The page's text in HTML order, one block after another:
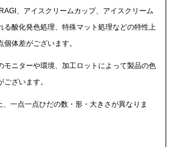
、アイスクリームカップ、アイスクリーム
る酸化発色処理、特殊マット処理などの特性上
体差がございます。
モニターや環境、加工ロットによって製品の色
ざいます。
一点一点ひだの数・形・大きさが異なりま